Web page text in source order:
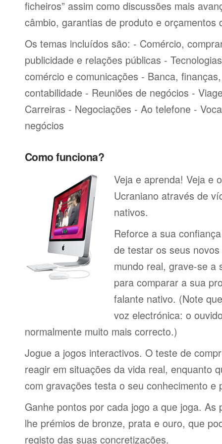
ficheiros” assim como discussões mais
câmbio, garantias de produto e orçamentos
Os temas incluídos são: - Comércio,
publicidade e relações públicas -
comércio e comunicações - Banca,
contabilidade - Reuniões de negócios -
Carreiras - Negociações - Ao telefone -
negócios
Como funciona?
Veja e aprenda! Veja e
Ucraniano através de
nativos.
Reforce a sua
de testar os seus
mundo real, grave-se a
para comparar a sua
falante nativo. (Note
voz electrónica: o
normalmente muito mais correcto.)
Jogue a jogos interactivos. O teste de
reagir em situações da vida real, enquanto
com gravações testa o seu conhecimento e
Ganhe pontos por cada jogo a que joga. As
lhe prémios de bronze, prata e ouro, que
registo das suas concretizações.